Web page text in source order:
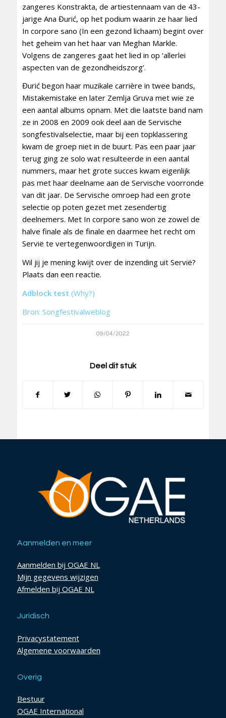
zangeres Konstrakta, de artiestennaam van de 43-
jarige Ana Đurić, op het podium waarin ze haar lied
In corpore sano (In een gezond lichaam) begint over
het geheim van het haar van Meghan Markle.
Volgens de zangeres gaat het lied in op ‘allerlei
aspecten van de gezondheidszorg’.
Đurić begon haar muzikale carrière in twee bands,
Mistakemistake en later Zemlja Gruva met wie ze
een aantal albums opnam. Met die laatste band nam
ze in 2008 en 2009 ook deel aan de Servische
songfestivalselectie, maar bij een topklassering
kwam de groep niet in de buurt. Pas een paar jaar
terug ging ze solo wat resulteerde in een aantal
nummers, maar het grote succes kwam eigenlijk
pas met haar deelname aan de Servische voorronde
van dit jaar. De Servische omroep had een grote
selectie op poten gezet met zesendertig
deelnemers. Met In corpore sano won ze zowel de
halve finale als de finale en daarmee het recht om
Servië te vertegenwoordigen in Turijn.
Wil jij je mening kwijt over de inzending uit Servië?
Plaats dan een reactie.
Adblock test (Why?)
Bron: Songfestivalweblog
09/04/2022
Deel dit stuk
Aanmelden en meer
Aanmelden bij OGAE NL
Mijn gegevens wijzigen
Afmelden bij OGAE NL
Juridisch
Privacystatement
Algemene voorwaarden
Overig
Bestuur
OGAE International